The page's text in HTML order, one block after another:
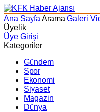
Ana Sayfa Arama Galeri
Üyelik
Üye Girişi
Kategoriler
Gündem
Spor
Ekonomi
Siyaset
Magazin
Dünya